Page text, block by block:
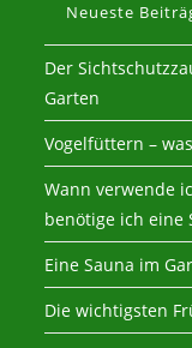
Neueste
Der
Garten
Vogelfüttern –
Wann verwende
benötige ich eine
Eine Sauna im
Die wichtigsten